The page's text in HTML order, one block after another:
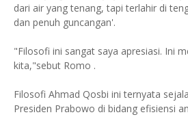
dari air yang tenang, tapi terlahir di
dan penuh guncangan'.
"Filosofi ini sangat saya apresiasi. Ini
kita,"sebut Romo .
Filosofi Ahmad Qosbi ini ternyata
Presiden Prabowo di bidang efisiensi